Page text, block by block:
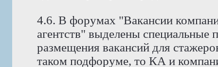
4.6. В форумах "Вакансии
агентств" выделены
размещения вакансий для
таком подфоруме, то КА и